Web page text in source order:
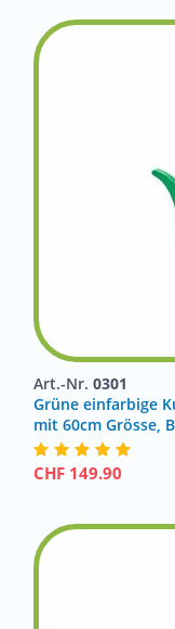
Art.-Nr. 0301
Grüne einfarbige
mit 60cm Grösse,
CHF 149.90